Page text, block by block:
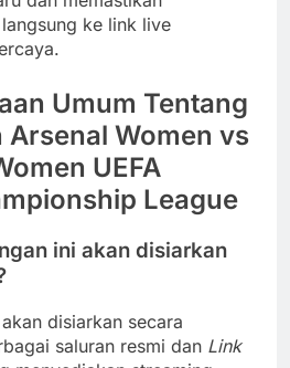
ke link live
Umum Tentang
Arsenal Women vs
UEFA
League
ini akan disiarkan
disiarkan secara
saluran resmi dan Link